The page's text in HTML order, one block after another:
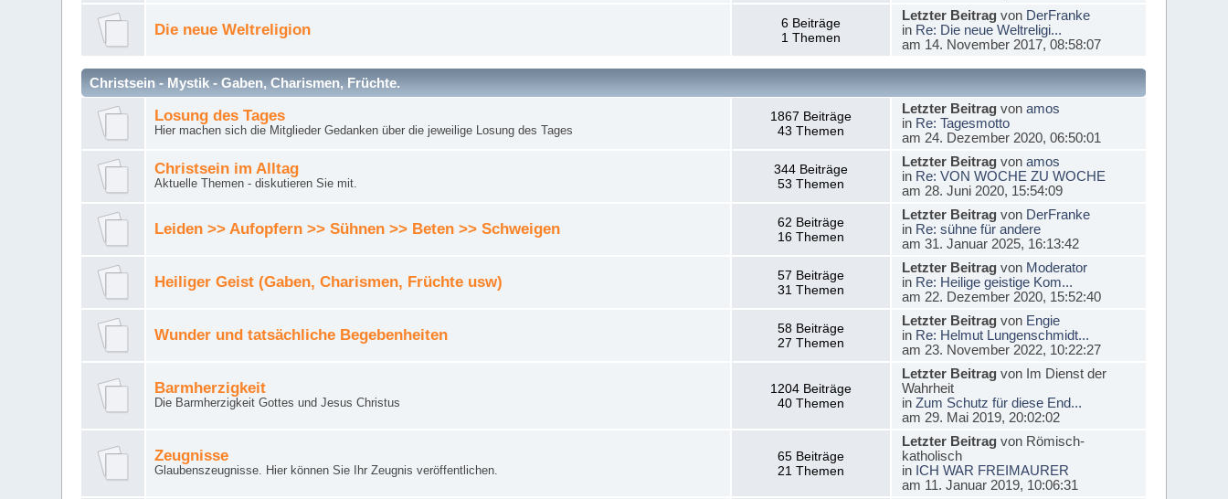
Die neue Weltreligion
6 Beiträge
1 Themen
Letzter Beitragvon DerFranke
in Re: Die neue Weltreligi...
am 14. November 2017, 08:58:07
Christsein - Mystik - Gaben, Charismen, Früchte.
Losung des Tages
Hier machen sich die Mitglieder Gedanken über die jeweilige Losung des Tages
1867 Beiträge
43 Themen
Letzter Beitragvon amos
in Re: Tagesmotto
am 24. Dezember 2020, 06:50:01
Christsein im Alltag
Aktuelle Themen - diskutieren Sie mit.
344 Beiträge
53 Themen
Letzter Beitragvon amos
in Re: VON WOCHE ZU WOCHE
am 28. Juni 2020, 15:54:09
Leiden >> Aufopfern >> Sühnen >> Beten >> Schweigen
62 Beiträge
16 Themen
Letzter Beitragvon DerFranke
in Re: sühne für andere
am 31. Januar 2025, 16:13:42
Heiliger Geist (Gaben, Charismen, Früchte usw)
57 Beiträge
31 Themen
Letzter Beitragvon Moderator
in Re: Heilige geistige Kom...
am 22. Dezember 2020, 15:52:40
Wunder und tatsächliche Begebenheiten
58 Beiträge
27 Themen
Letzter Beitragvon Engie
in Re: Helmut Lungenschmidt...
am 23. November 2022, 10:22:27
Barmherzigkeit
Die Barmherzigkeit Gottes und Jesus Christus
1204 Beiträge
40 Themen
Letzter Beitragvon Im Dienst der
Wahrheit
in Zum Schutz für diese End...
am 29. Mai 2019, 20:02:02
Zeugnisse
Glaubenszeugnisse. Hier können Sie Ihr Zeugnis veröffentlichen.
65 Beiträge
21 Themen
Letzter Beitragvon Römisch-
katholisch
in ICH WAR FREIMAURER
am 11. Januar 2019, 10:06:31